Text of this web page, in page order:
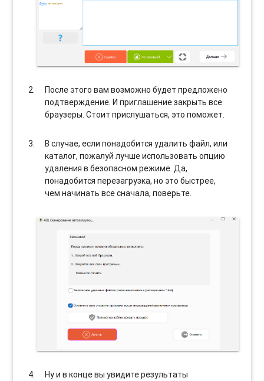
После этого вам возможно будет предложено
подтверждение. И приглашение закрыть все
браузеры. Стоит прислушаться, это поможет.
В случае, если понадобится удалить файл, или
каталог, пожалуй лучше использовать опцию
удаления в безопасном режиме. Да,
понадобится перезагрузка, но это быстрее,
чем начинать все сначала, поверьте.
Ну и в конце вы увидите результаты